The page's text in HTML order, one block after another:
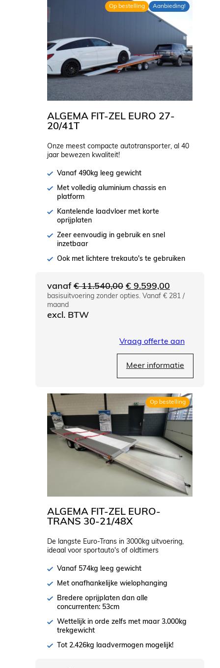
Op bestelling Aanbieding!
ALGEMA FIT-ZEL EURO 27-
20/41T
Onze meest compacte autotransporter, al 40
jaar bewezen kwaliteit!
Vanaf 490kg leeg gewicht
Met volledig aluminium chassis en
platform
Kantelende laadvloer met korte
oprijplaten
Zeer eenvoudig in gebruik en snel
inzetbaar
Ook met lichtere trekauto's te gebruiken
vanaf €11.540,00 Oorspronkelijke
prijs
€ 9.599,00
prijs
basisuitvoering zonder opties. Vanaf € 281 /
maand
excl. BTW
Vraag offerte aan
Meer informatie
Op bestelling
ALGEMA FIT-ZEL EURO-
TRANS 30-21/48X
De langste Euro-Trans in 3000kg uitvoering,
ideaal voor sportauto's of oldtimers
Vanaf 574kg leeg gewicht
Met onafhankelijke wielophanging
Bredere oprijplaten dan alle
concurrenten: 53cm
Wettelijk in orde zelfs met maar 3.000kg
trekgewicht
Tot 2.426kg laadvermogen mogelijk!